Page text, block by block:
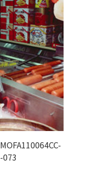
073